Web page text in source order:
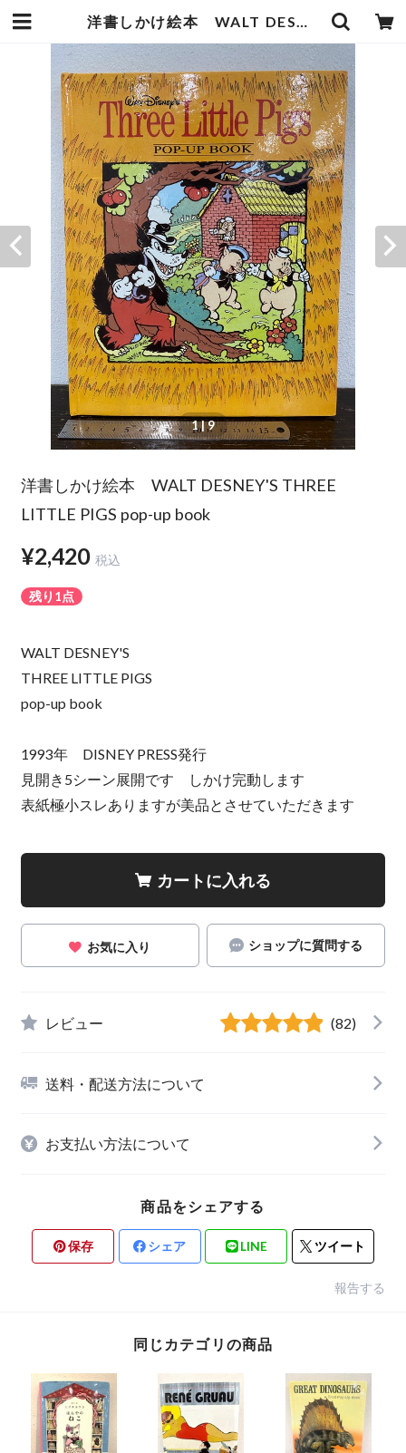
洋書しかけ絵本 WALT DESNEY'S THREE LITTLE PIGS pop-up book | zbooks
1| 9
洋書しかけ絵本 WALT DESNEY'S THREE
LITTLE PIGS pop-up book
¥2,420 税込
残り1点
WALT DESNEY'S
THREE LITTLE PIGS
pop-up book
1993年 DISNEY PRESS発行
見開き5シーン展開です しかけ完動します
表紙極小スレありますが美品とさせていただきます
カートに入れる
お気に入り ショップに質問する
レビュー (82)
送料・配送方法について
お支払い方法について
商品をシェアする
保存 シェア LINE ツイート
報告する
同じカテゴリの商品